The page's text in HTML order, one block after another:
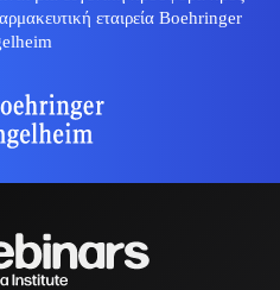
εταιρεία Boehringer